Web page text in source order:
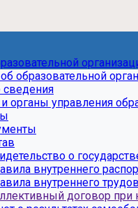
образовательной
и органы управления
о
внутреннего
внутреннего
договор при